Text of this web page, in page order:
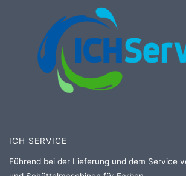
ICH SERVICE
Führend bei der Lieferung und dem Service